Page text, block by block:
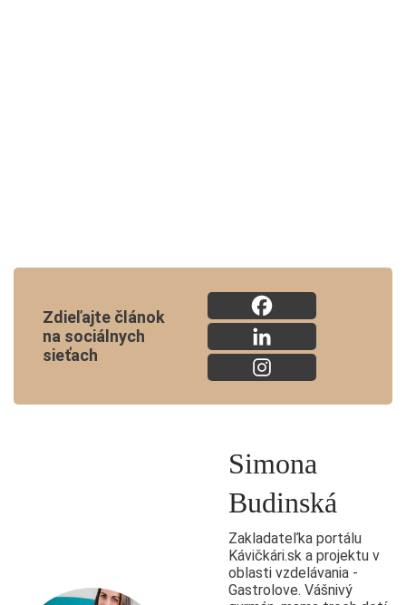
Zdieľajte článok
na sociálnych
sieťach
Simona
Budinská
Zakladateľka portálu
Kávičkári.sk a projektu v
oblasti vzdelávania -
Gastrolove. Vášnivý